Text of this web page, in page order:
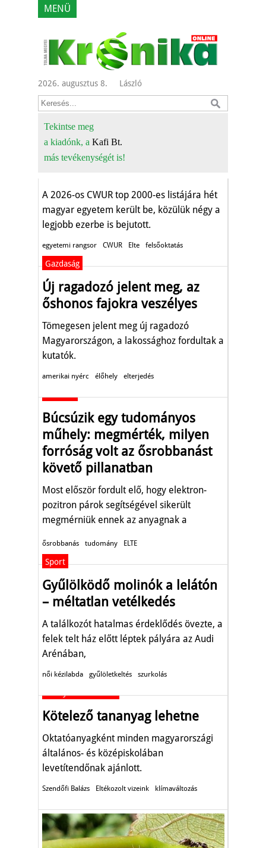
MENÜ
2026. augusztus 8. László
Tekintse meg
a kiadónk, a Kafi Bt.
más tevékenységét is!
Hol állnak a magyar
egyetemek a
CWUR-rangsorban?
A 2026-os CWUR top 2000-es listájára hét
magyar egyetem került be, közülük négy a
legjobb ezerbe is bejutott.
egyetemi rangsor CWUR Elte felsőoktatás
Gazdaság
Új ragadozó jelent meg, az
őshonos fajokra veszélyes
Tömegesen jelent meg új ragadozó
Magyarországon, a lakossághoz fordultak a
kutatók.
amerikai nyérc élőhely elterjedés
Búcsúzik egy tudományos
műhely: megmérték, milyen
forróság volt az ősrobbanást
követő pillanatban
Most először fordult elő, hogy elektron-
pozitron párok segítségével sikerült
megmérniük ennek az anyagnak a
ősrobbanás tudomány ELTE
Sport
Gyűlölködő molinók a lelátón
– méltatlan vetélkedés
A találkozót hatalmas érdeklődés övezte, a
felek telt ház előtt léptek pályára az Audi
Arénában,
női kézilabda gyűlöletkeltés szurkolás
Kötelező tananyag lehetne
Oktatóanyagként minden magyarországi
általános- és középiskolában
levetítendőnak ajánlott.
Szendőfi Balázs Eltékozolt vizeink klímaváltozás